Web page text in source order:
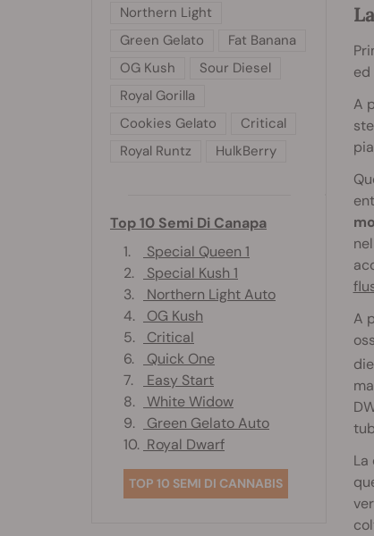
ed
A
A
La
Northern Light
Green Gelato
Fat Banana
OG Kush
Sour Diesel
Royal Gorilla
Cookies Gelato
Critical
Royal Runtz
HulkBerry
Top 10 Semi Di Canapa
1.
Special Queen 1
2.
Special Kush 1
3.
Northern Light Auto
4.
OG Kush
5.
Critical
6.
Quick One
7.
Easy Start
8.
White Widow
9.
Green Gelato Auto
10. Royal Dwarf
TOP 10 SEMI DI CANNABIS